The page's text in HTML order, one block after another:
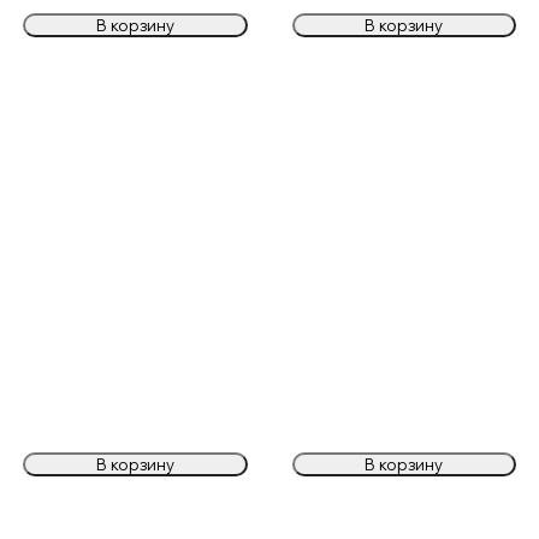
В корзину В корзину
В корзину В корзину